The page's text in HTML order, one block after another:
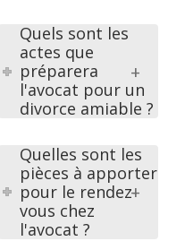
Quels sont les
actes que
préparera
l'avocat pour un
divorce amiable ?
Quelles sont les
pièces à apporter
pour le rendez-
vous chez
l'avocat ?